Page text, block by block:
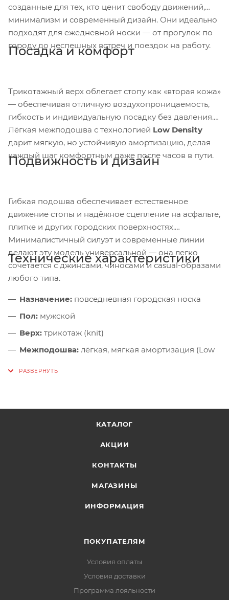
созданные для тех, кто ценит свободу движений,
минимализм и современный дизайн. Они идеально
подходят для ежедневной носки — от прогулок по
городу до неспешных встреч и поездок на работу.
Посадка и комфорт
Трикотажный верх облегает стопу как «вторая кожа»
— обеспечивая отличную воздухопроницаемость,
гибкость и индивидуальную посадку без давления.
Лёгкая межподошва с технологией Low Density
дарит мягкую, но устойчивую амортизацию, делая
каждый шаг комфортным даже после часов в пути.
Подвижность и дизайн
Гибкая подошва обеспечивает естественное
движение стопы и надёжное сцепление на асфальте,
плитке и других городских поверхностях.
Минималистичный силуэт и современные линии
делают эту модель универсальной — она легко
сочетается с джинсами, чиносами и casual-образами
любого типа.
Технические характеристики
Назначение: повседневная городская носка
Пол: мужской
Верх: трикотаж (knit)
Межподошва: лёгкая, мягкая амортизация (Low
верх, современный дизайн
КАТАЛОГ
АКЦИИ
КОНТАКТЫ
МАГАЗИНЫ
ИНФОРМАЦИЯ
ПОКУПАТЕЛЯМ
Условия оплаты
Условия доставки
Программа лояльности